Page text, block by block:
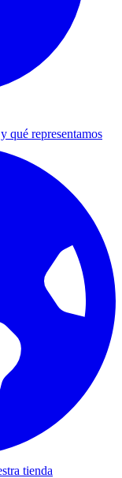
qué representamos
tienda